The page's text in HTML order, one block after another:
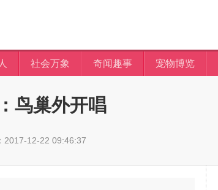
社会万象 奇闻趣事 宠物博览
鸟巢外开唱
2017-12-22 09:46:37